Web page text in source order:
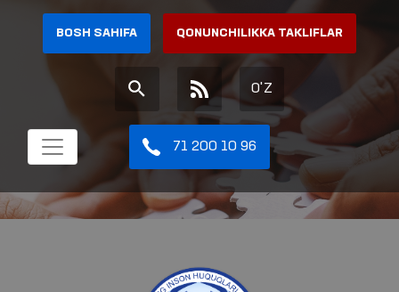
BOSH SAHIFA QONUNCHILIKKA TAKLIFLAR
O'Z
71 200 10 96